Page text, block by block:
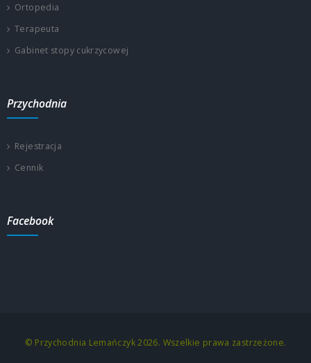
Ortopedia
Terapeuta
Gabinet stopy cukrzycowej
Przychodnia
Rejestracja
Cennik
Facebook
© Przychodnia Lemańczyk 2026. Wszelkie prawa zastrzeżone.